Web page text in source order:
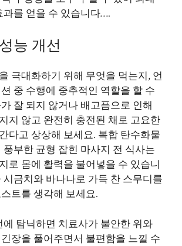
과를 얻을 수 있습니다….
능 개선
극대화하기 위해 무엇을 먹는지, 언
중 수행에 중추적인 역할을 할 수
잘 되지 않거나 배고픔으로 인해
지 않고 완전히 충전된 채로 고요한
다고 상상해 보세요. 복합 탄수화물
풍부한 균형 잡힌 마사지 전 식사는
로 몸에 활력을 불어넣을 수 있습니
시금치와 바나나로 가득 찬 스무디를
트를 생각해 보세요.
에 탐닉하면 치료사가 불안한 위와
장을 풀어주면서 불편함을 느낄 수